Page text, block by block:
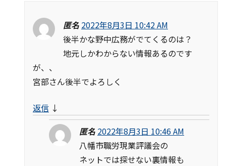
匿名 2022年8月3日 10:42 AM
後半かな野中広務がでてくるのは？
地元しかわからない情報あるのです
が、、
宮部さん後半でよろしく
返信 ↓
匿名 2022年8月3日 10:46 AM
八幡市職労現業評議会の
ネットでは探せない裏情報も